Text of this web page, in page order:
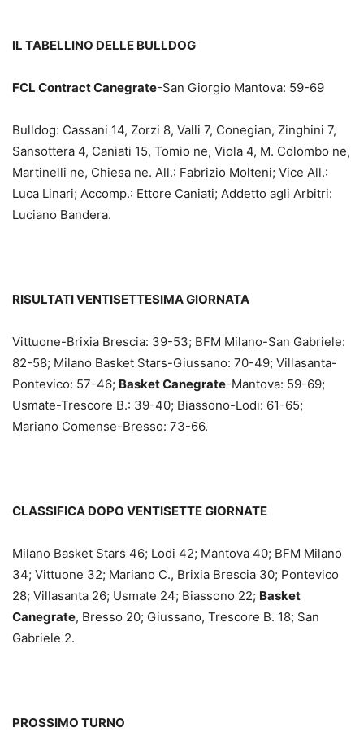
IL TABELLINO DELLE BULLDOG
FCL Contract Canegrate-San Giorgio Mantova: 59-69
Bulldog: Cassani 14, Zorzi 8, Valli 7, Conegian, Zinghini 7,
Sansottera 4, Caniati 15, Tomio ne, Viola 4, M. Colombo ne,
Martinelli ne, Chiesa ne. All.: Fabrizio Molteni; Vice All.:
Luca Linari; Accomp.: Ettore Caniati; Addetto agli Arbitri:
Luciano Bandera.
RISULTATI VENTISETTESIMA GIORNATA
Vittuone-Brixia Brescia: 39-53; BFM Milano-San Gabriele:
82-58; Milano Basket Stars-Giussano: 70-49; Villasanta-
Pontevico: 57-46; Basket Canegrate-Mantova: 59-69;
Usmate-Trescore B.: 39-40; Biassono-Lodi: 61-65;
Mariano Comense-Bresso: 73-66.
CLASSIFICA DOPO VENTISETTE GIORNATE
Milano Basket Stars 46; Lodi 42; Mantova 40; BFM Milano
34; Vittuone 32; Mariano C., Brixia Brescia 30; Pontevico
28; Villasanta 26; Usmate 24; Biassono 22; Basket
Canegrate, Bresso 20; Giussano, Trescore B. 18; San
Gabriele 2.
PROSSIMO TURNO